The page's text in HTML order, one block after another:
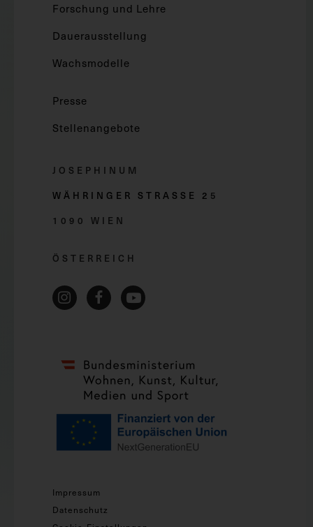
Forschung und Lehre
Dauerausstellung
Wachsmodelle
Presse
Stellenangebote
JOSEPHINUM
WÄHRINGER STRASSE 2 5
1090 WIEN
ÖSTERREICH
Impressum
Datenschutz